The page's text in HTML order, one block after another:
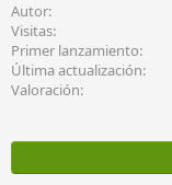
Autor
Visitas
Primer lanzamiento
Última actualización
Valoración